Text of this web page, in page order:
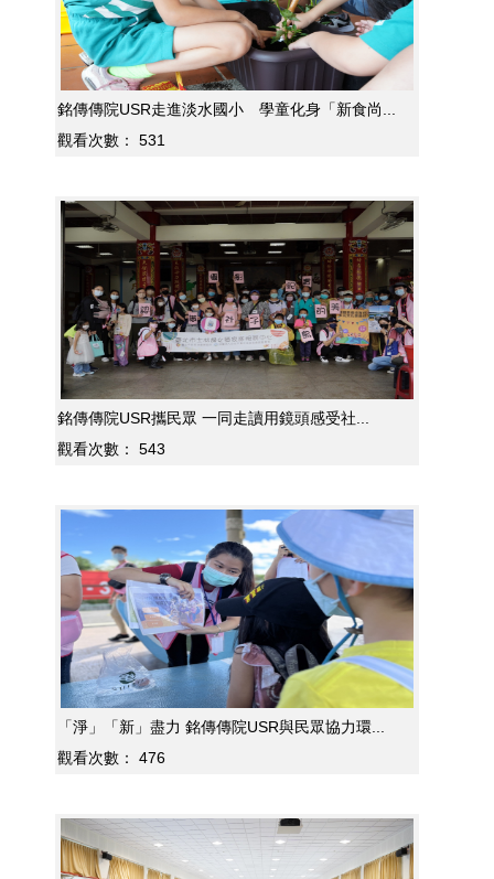
銘傳傳院USR走進淡水國小 學童化身「新食尚...
觀看次數：
531
銘傳傳院USR攜民眾 一同走讀用鏡頭感受社...
觀看次數：
543
「淨」「新」盡力 銘傳傳院USR與民眾協力環...
觀看次數：
476